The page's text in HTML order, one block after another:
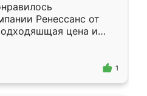
Ренессанс от
цена и
Приехавший
Владислав
эскизу самый
1